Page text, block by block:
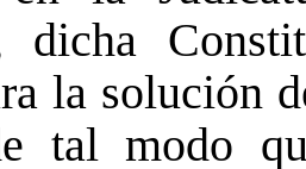
dicha
la solución
tal modo